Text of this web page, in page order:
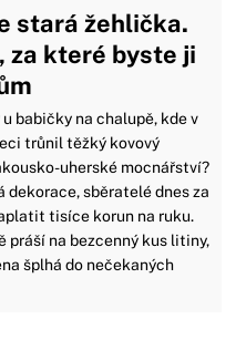
stará žehlička.
za které byste ji
babičky na chalupě, kde v
trůnil těžký kovový
uherské mocnářství?
dekorace, sběratelé dnes za
tisíce korun na ruku.
práší na bezcenný kus litiny,
šplhá do nečekaných